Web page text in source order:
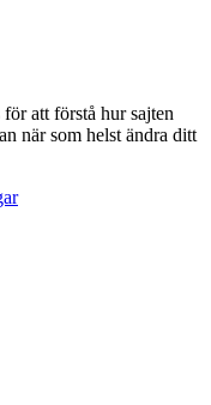
att förstå hur sajten
när som helst ändra ditt